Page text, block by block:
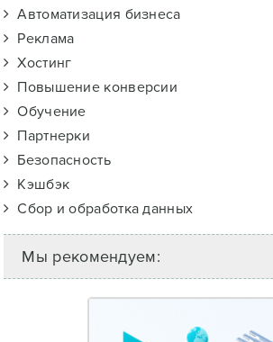
Автоматизация бизнеса
Реклама
Хостинг
Повышение конверсии
Обучение
Партнерки
Безопасность
Кэшбэк
Сбор и обработка данных
Мы рекомендуем: